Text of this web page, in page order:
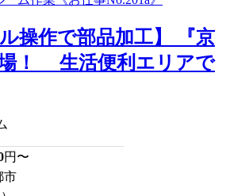
操作で部品加工】 『京
！ 生活便利エリアで
円〜
市